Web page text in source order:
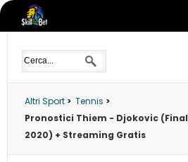
Altri Sport > Tennis >
Pronostici Thiem - Djokovic
2020) + Streaming Gratis